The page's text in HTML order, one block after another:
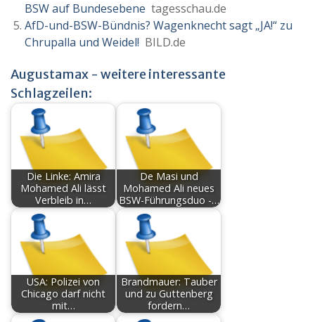
BSW auf Bundesebene tagesschau.de
AfD-und-BSW-Bündnis? Wagenknecht sagt „JA!“ zu
Chrupalla und Weidel! BILD.de
Augustamax - weitere interessante
Schlagzeilen:
Die Linke: Amira
Mohamed Ali lässt
Verbleib in…
De Masi und
Mohamed Ali neues
BSW-Führungsduo -…
USA: Polizei von
Chicago darf nicht
mit…
Brandmauer: Tauber
und zu Guttenberg
fordern…